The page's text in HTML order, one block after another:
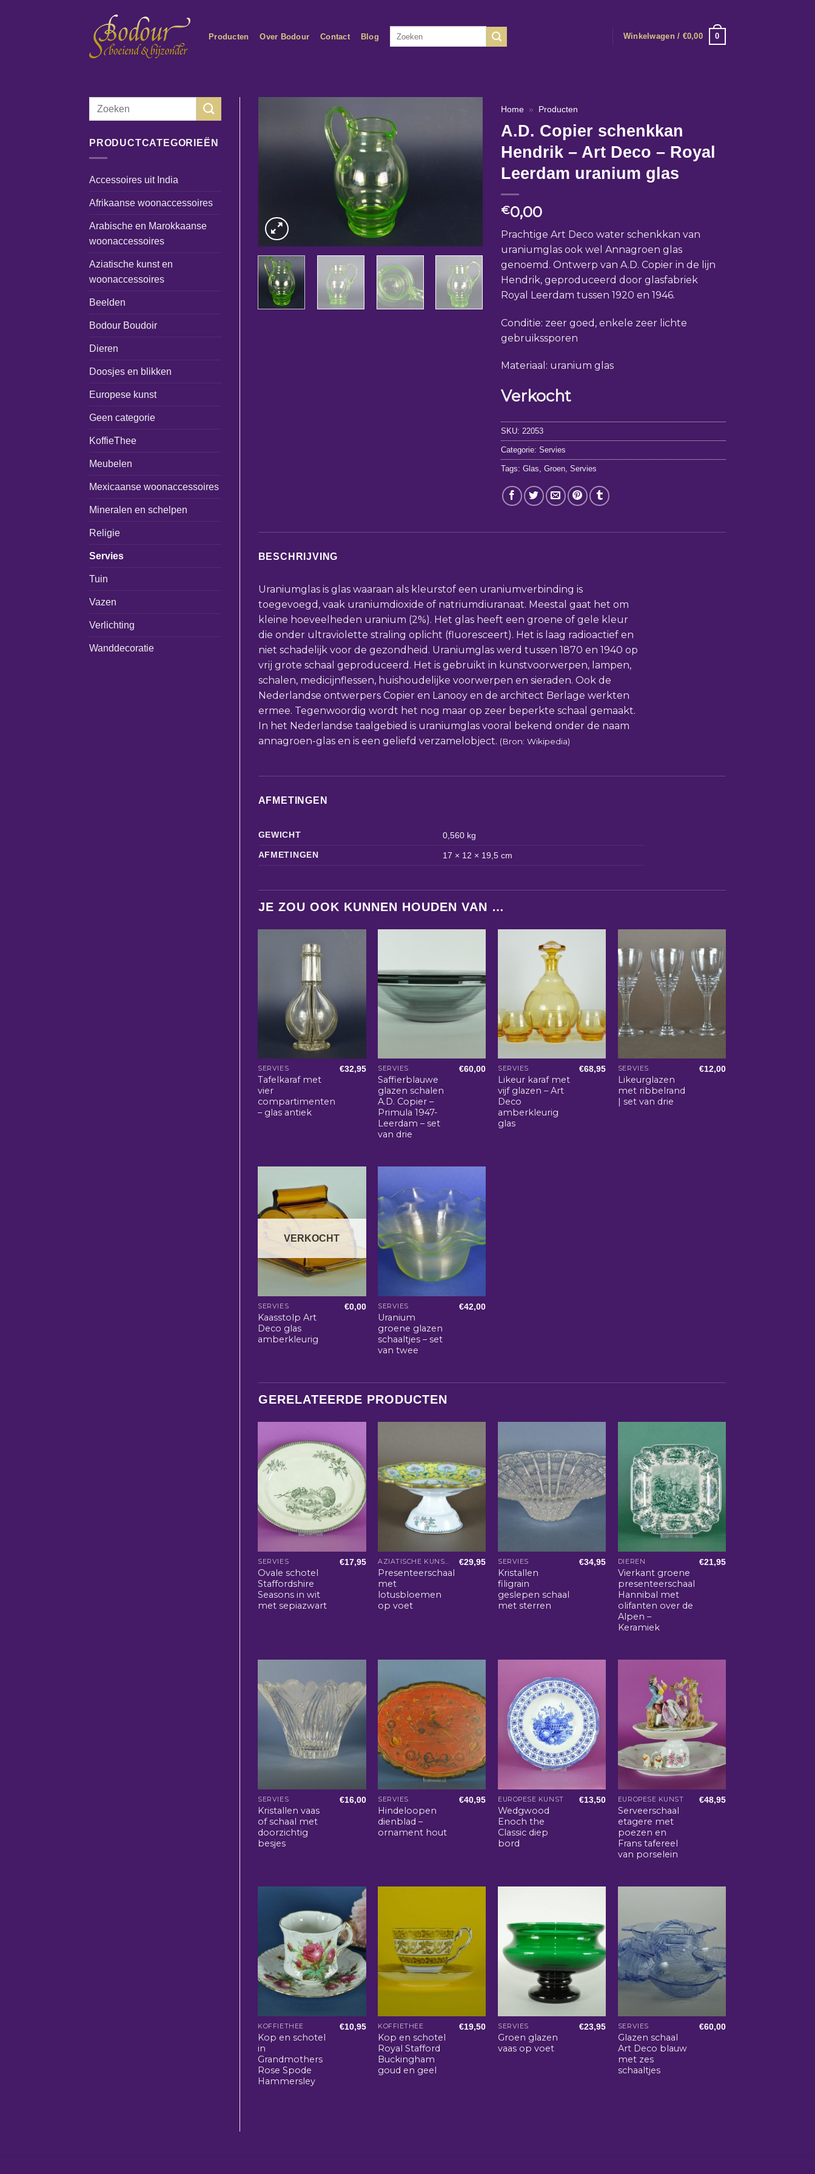
Producten Over Bodour Contact Blog Winkelwagen / €0,00 0
Zoeken
PRODUCTCATEGORIEËN
Accessoires uit India
Afrikaanse woonaccessoires
Arabische en Marokkaanse
woonaccessoires
Aziatische kunst en
woonaccessoires
Beelden
Bodour Boudoir
Dieren
Doosjes en blikken
Europese kunst
Geen categorie
KoffieThee
Meubelen
Mexicaanse woonaccessoires
Mineralen en schelpen
Religie
Servies
Tuin
Vazen
Verlichting
Wanddecoratie
Home » Producten
A.D. Copier schenkkan
Hendrik – Art Deco – Royal
Leerdam uranium glas
€0,00
Prachtige Art Deco water schenkkan van
uraniumglas ook wel Annagroen glas
genoemd. Ontwerp van A.D. Copier in de lijn
Hendrik, geproduceerd door glasfabriek
Royal Leerdam tussen 1920 en 1946.
Conditie: zeer goed, enkele zeer lichte
gebruikssporen
Materiaal: uranium glas
Verkocht
SKU: 22053
Categorie:Servies
Tags:Glas ,Groen ,Servies
BESCHRIJVING
Uraniumglas is glas waaraan als kleurstof een uraniumverbinding is
toegevoegd, vaak uraniumdioxide of natriumdiuranaat. Meestal gaat het om
kleine hoeveelheden uranium (2%). Het glas heeft een groene of gele kleur
die onder ultraviolette straling oplicht (fluoresceert). Het is laag radioactief en
niet schadelijk voor de gezondheid. Uraniumglas werd tussen 1870 en 1940 op
vrij grote schaal geproduceerd. Het is gebruikt in kunstvoorwerpen, lampen,
schalen, medicijnflessen, huishoudelijke voorwerpen en sieraden. Ook de
Nederlandse ontwerpers Copier en Lanooy en de architect Berlage werkten
ermee. Tegenwoordig wordt het nog maar op zeer beperkte schaal gemaakt.
In het Nederlandse taalgebied is uraniumglas vooral bekend onder de naam
annagroen-glas en is een geliefd verzamelobject. (Bron: Wikipedia)
AFMETINGEN
GEWICHT
0,560 kg
AFMETINGEN
17 × 12 × 19,5 cm
JE ZOU OOK KUNNEN HOUDEN VAN …
SERVIES
Tafelkaraf met
vier
compartimenten
– glas antiek
€32,95 SERVIES
Saffierblauwe
glazen schalen
A.D. Copier –
Primula 1947-
Leerdam – set
van drie
€60,00 SERVIES
Likeur karaf met
vijf glazen – Art
Deco
amberkleurig
glas
€68,95 SERVIES
Likeurglazen
met ribbelrand
| set van drie
€12,00
VERKOCHT
SERVIES
Kaasstolp Art
Deco glas
amberkleurig
€0,00 SERVIES
Uranium
groene glazen
schaaltjes – set
van twee
€42,00
GERELATEERDE PRODUCTEN
SERVIES
Ovale schotel
Staffordshire
Seasons in wit
met sepiazwart
€17,95 AZIATISCHE KUNST EN WOONACCESSOIRES
Presenteerschaal
met
lotusbloemen
op voet
€29,95 SERVIES
Kristallen
filigrain
geslepen schaal
met sterren
€34,95 DIEREN
Vierkant groene
presenteerschaal
Hannibal met
olifanten over de
Alpen –
Keramiek
€21,95
SERVIES
Kristallen vaas
of schaal met
doorzichtig
besjes
€16,00 SERVIES
Hindeloopen
dienblad –
ornament hout
€40,95 EUROPESE KUNST
Wedgwood
Enoch the
Classic diep
bord
€13,50 EUROPESE KUNST
Serveerschaal
etagere met
poezen en
Frans tafereel
van porselein
€48,95
KOFFIETHEE
Kop en schotel
in
Grandmothers
Rose Spode
Hammersley
€10,95 KOFFIETHEE
Kop en schotel
Royal Stafford
Buckingham
goud en geel
€19,50 SERVIES
Groen glazen
vaas op voet
€23,95 SERVIES
Glazen schaal
Art Deco blauw
met zes
schaaltjes
€60,00